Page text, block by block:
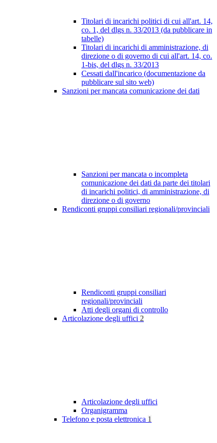
Titolari di incarichi politici di cui all'art. 14,
co. 1, del dlgs n. 33/2013 (da pubblicare in
tabelle)
Titolari di incarichi di amministrazione, di
direzione o di governo di cui all'art. 14, co.
1-bis, del dlgs n. 33/2013
Cessati dall'incarico (documentazione da
pubblicare sul sito web)
Sanzioni per mancata comunicazione dei dati
Sanzioni per mancata o incompleta
comunicazione dei dati da parte dei titolari
di incarichi politici, di amministrazione, di
direzione o di governo
Rendiconti gruppi consiliari regionali/provinciali
Rendiconti gruppi consiliari
regionali/provinciali
Atti degli organi di controllo
Articolazione degli uffici 2
Articolazione degli uffici
Organigramma
Telefono e posta elettronica 1